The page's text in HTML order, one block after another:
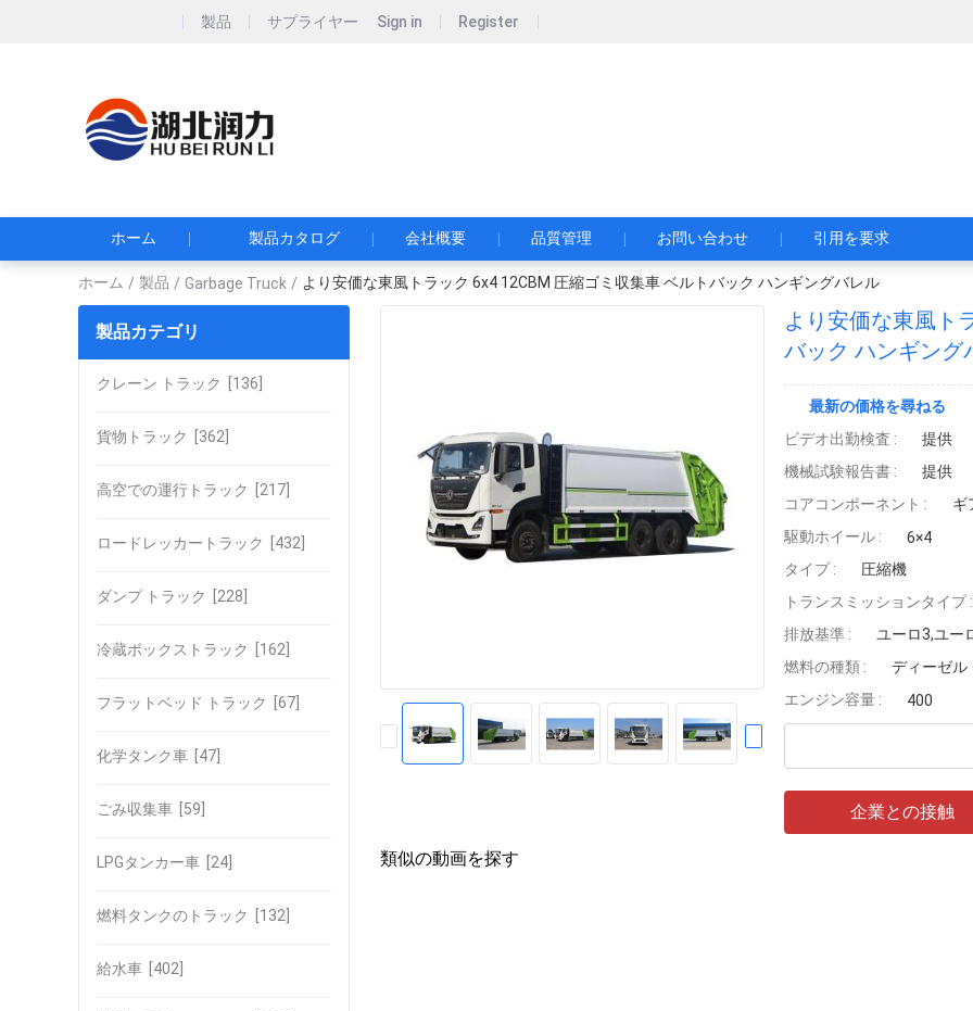
製品 サプライヤー Sign in Register
ホーム 製品カタログ 会社概要 品質管理 お問い合わせ 引用を要求
ホーム / 製品 / Garbage Truck / より安価な東風トラック 6x4 12CBM 圧縮ゴミ収集車 ベルトバック ハンギングバレル
製品カテゴリ
クレーン トラック [136]
貨物トラック [362]
高空での運行トラック [217]
ロードレッカートラック [432]
ダンプ トラック [228]
冷蔵ボックストラック [162]
フラットベッド トラック [67]
化学タンク車 [47]
ごみ収集車 [59]
LPGタンカー車 [24]
燃料タンクのトラック [132]
給水車 [402]
より安価な東風ト
バック ハンギング
最新の価格を尋ねる
ビデオ出勤検査 :
提供
機械試験報告書 :
提供
コアコンポーネント :
ギ
駆動ホイール :
6×4
タイプ :
圧縮機
トランスミッションタイプ :
排放基準 :
ユーロ3,ユー
燃料の種類 :
ディーゼル
エンジン容量 :
400
企業との接触
類似の動画を探す